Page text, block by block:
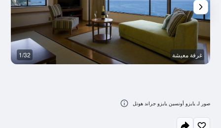
غرفة معيشة 1/32
صور لـ يايزو أونسين يايزو جراند هوتل